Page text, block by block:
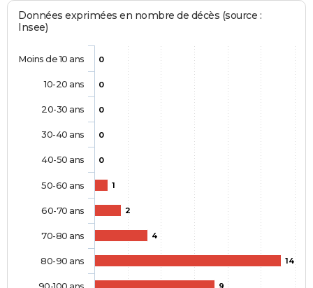
Données exprimées en nombre de décès (source :
Insee)
0
0
0
0
0
1
2
4
14
9
Moins de 10 ans
10-20 ans
20-30 ans
30-40 ans
40-50 ans
50-60 ans
60-70 ans
70-80 ans
80-90 ans